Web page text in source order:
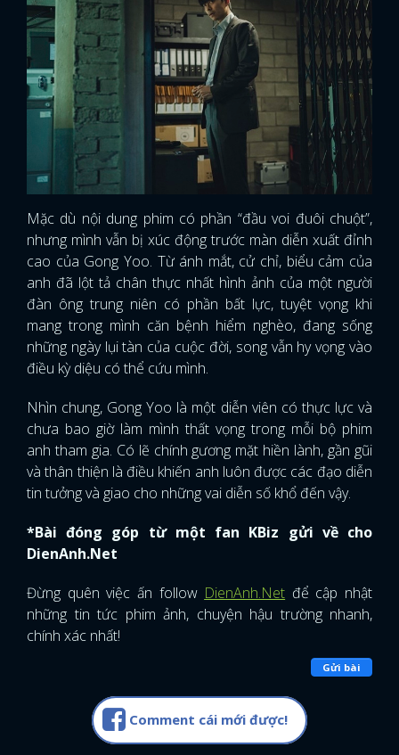
Mặc dù nội dung phim có phần “đầu voi đuôi chuột”,
nhưng mình vẫn bị xúc động trước màn diễn xuất đỉnh
cao của Gong Yoo. Từ ánh mắt, cử chỉ, biểu cảm của
anh đã lột tả chân thực nhất hình ảnh của một người
đàn ông trung niên có phần bất lực, tuyệt vọng khi
mang trong mình căn bệnh hiểm nghèo, đang sống
những ngày lụi tàn của cuộc đời, song vẫn hy vọng vào
điều kỳ diệu có thể cứu mình.
Nhìn chung, Gong Yoo là một diễn viên có thực lực và
chưa bao giờ làm mình thất vọng trong mỗi bộ phim
anh tham gia. Có lẽ chính gương mặt hiền lành, gần gũi
và thân thiện là điều khiến anh luôn được các đạo diễn
tin tưởng và giao cho những vai diễn số khổ đến vậy.
*Bài đóng góp từ một fan KBiz gửi về cho
DienAnh.Net
Đừng quên việc ấn follow DienAnh.Net để cập nhật
những tin tức phim ảnh, chuyện hậu trường nhanh,
chính xác nhất!
Gửi bài
Comment cái mới được!